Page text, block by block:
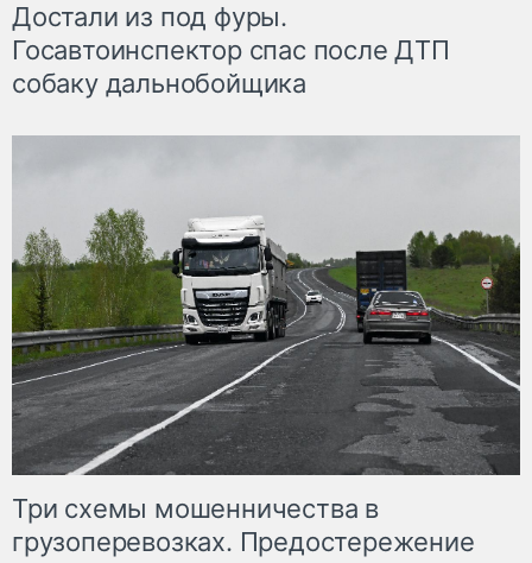
Достали из под фуры.
Госавтоинспектор спас после ДТП
собаку дальнобойщика
Три схемы мошенничества в
грузоперевозках. Предостережение